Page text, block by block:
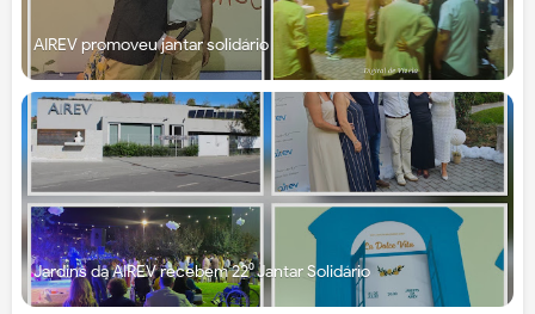
AIREV promoveu jantar solidário
Jardins da AIREV recebem 22⁰ Jantar Solidário